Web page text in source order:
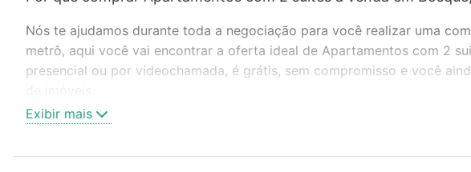
Nós te ajudamos durante toda a negociação para você realizar uma
metrô, aqui você vai encontrar a oferta ideal de Apartamentos com 2
presencial ou por videochamada, é grátis, sem compromisso e você
Como escolher um imóvel?
Use barra de busca no topo para pesquisar por ruas, bairros e até
Exibir mais